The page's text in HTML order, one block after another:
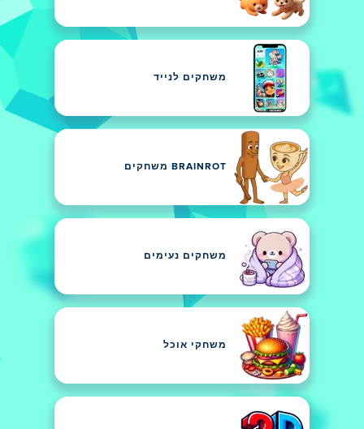
משחקים לנייד
BRAINROT משחקים
משחקים נעימים
משחקי אוכל